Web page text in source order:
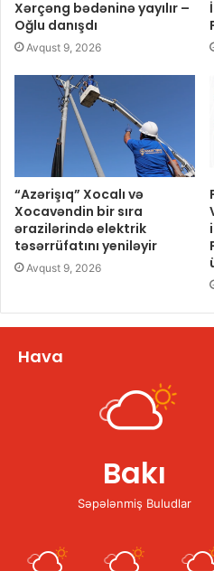
Xərçəng bədəninə yayılır –
Oğlu danışdı
Avqust 9, 2026
“Azərişıq” Xocalı və
Xocavəndin bir sıra
ərazilərində elektrik
təsərrüfatını yeniləyir
Avqust 9, 2026
Hava
Bakı
Səpələnmiş Buludlar